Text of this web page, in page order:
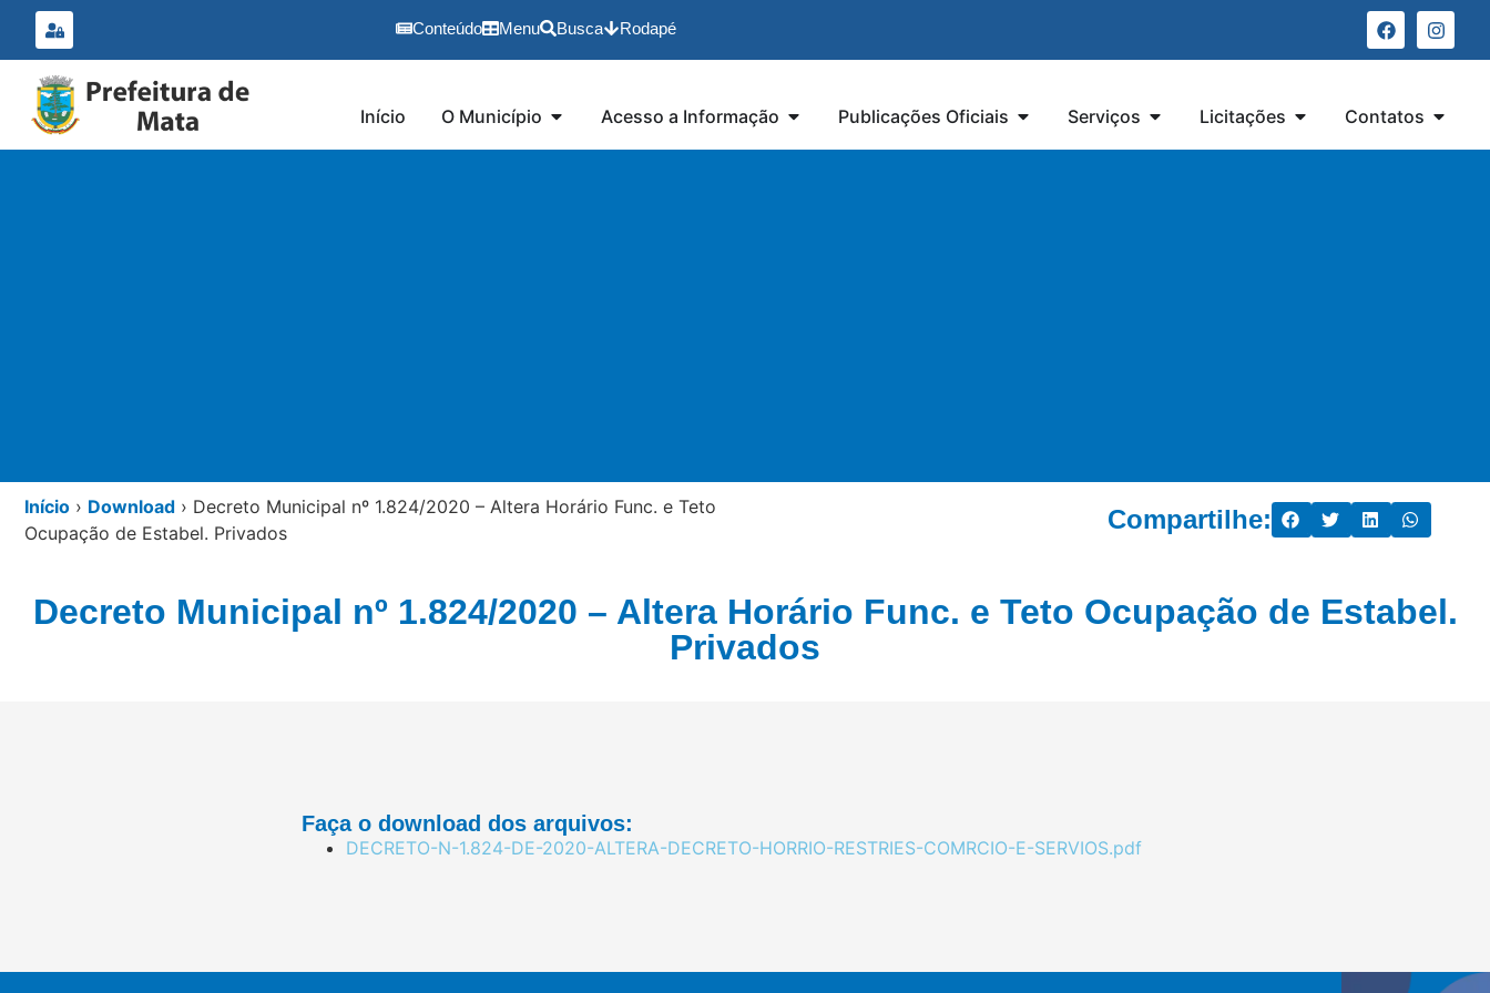
conteúdo
Conteúdo Menu Busca Rodapé
Início O Município Acesso a Informação Publicações Oficiais Serviços Licitações Contatos
Início › Download › Decreto Municipal nº 1.824/2020 – Altera Horário Func. e Teto
Ocupação de Estabel. Privados
Compartilhe:
Decreto Municipal nº 1.824/2020 – Altera Horário Func. e Teto Ocupação de Estabel.
Privados
Faça o download dos arquivos:
DECRETO-N-1.824-DE-2020-ALTERA-DECRETO-HORRIO-RESTRIES-COMRCIO-E-SERVIOS.pdf